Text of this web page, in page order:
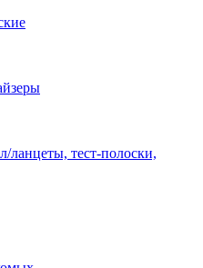
ланцеты, тест-полоски,